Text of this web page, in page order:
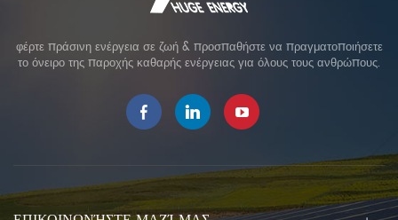
φέρτε πράσινη ενέργεια σε ζωή & προσπαθήστε να πραγματοποιήσετε
το όνειρο της παροχής καθαρής ενέργειας για όλους τους ανθρώπους.